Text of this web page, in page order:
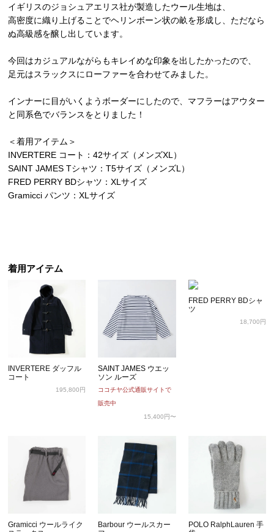
イギリスのジョシュアエリス社が製造したウール生地は、
高密度に織り上げることでヘリンボーン状の畝を形成し、ただなら
ぬ高級感を醸し出しています。
今回はカジュアルながらもキレイめな印象を出したかったので、
足元はスラックスにローファーを合わせてみました。
インナーに目がいくようボーダーにしたので、マフラーはアウター
と同系色でバランスをとりました！
＜着用アイテム＞
INVERTERE コート：42サイズ（メンズXL）
SAINT JAMES Tシャツ：T5サイズ（メンズL）
FRED PERRY BDシャツ：XLサイズ
Gramicci パンツ：XLサイズ
着用アイテム
INVERTERE ダッフル
コート
195,800円
SAINT JAMES ウエッ
ソン ルーズ
ココチヤ公式通販サイトで
販売中
15,400円〜
FRED PERRY BDシャ
ツ
18,700円
Gramicci ウールライク
Barbour ウールスカー
POLO RalphLauren 手